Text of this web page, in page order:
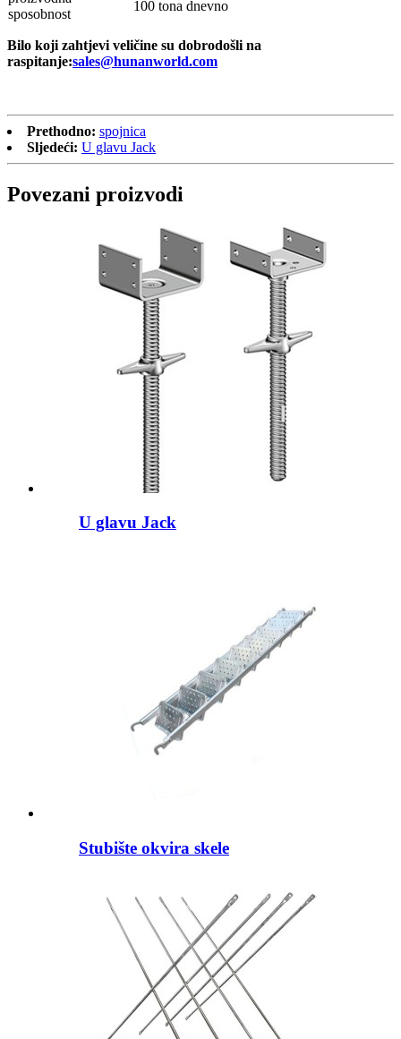
sposobnost
100 tona dnevno
Bilo koji zahtjevi veličine su dobrodošli na
raspitanje:sales@hunanworld.com
Prethodno: spojnica
Sljedeći: U glavu Jack
Povezani proizvodi
U glavu Jack
Stubište okvira skele